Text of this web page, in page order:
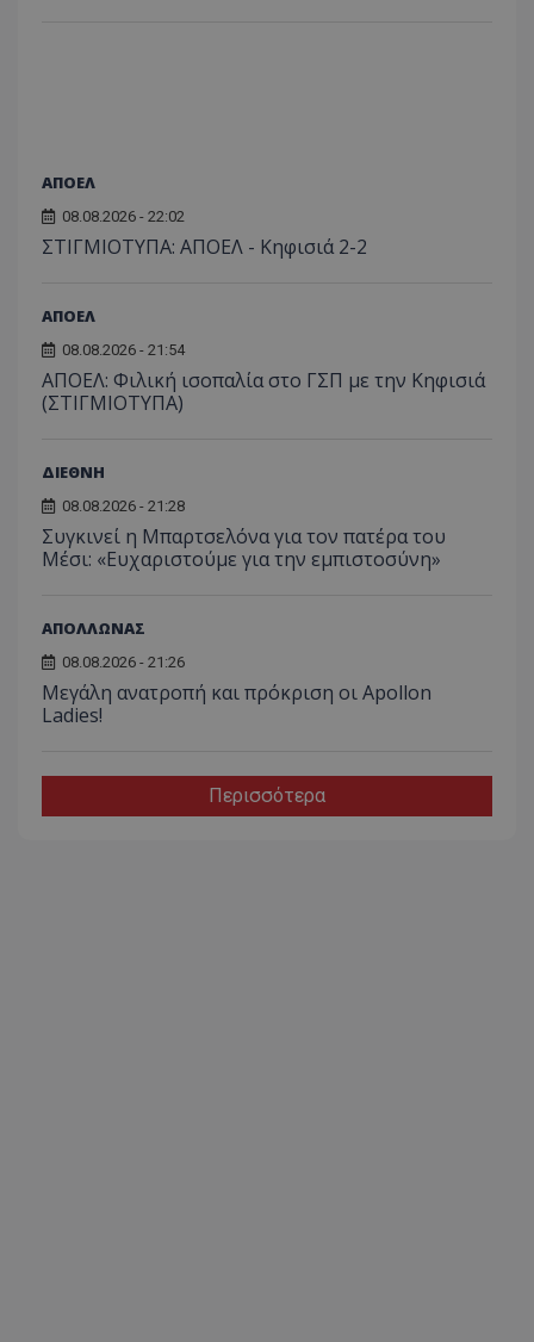
ΑΠΟΕΛ
08.08.2026 - 22:02
ΣΤΙΓΜΙΟΤΥΠΑ: ΑΠΟΕΛ - Κηφισιά 2-2
ΑΠΟΕΛ
08.08.2026 - 21:54
ΑΠΟΕΛ: Φιλική ισοπαλία στο ΓΣΠ με την Κηφισιά
(ΣΤΙΓΜΙΟΤΥΠΑ)
ΔΙΕΘΝΗ
08.08.2026 - 21:28
Συγκινεί η Μπαρτσελόνα για τον πατέρα του
Μέσι: «Ευχαριστούμε για την εμπιστοσύνη»
ΑΠΟΛΛΩΝΑΣ
08.08.2026 - 21:26
Μεγάλη ανατροπή και πρόκριση οι Apollon
Ladies!
Περισσότερα